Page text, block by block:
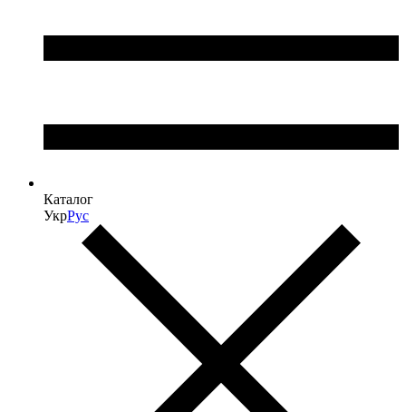
Каталог
УкрРус